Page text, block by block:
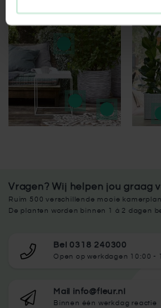
Vragen? Wij helpen jou graag
Ruim 500 verschillende mooie
De planten worden binnen 1 à 2 dagen
Bel 0318 240300
Open op werkdagen 10:00 -
Mail info@fleur.nl
Binnen één werkdag reactie